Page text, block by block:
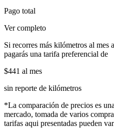
Pago total
Ver completo
Si recorres más kilómetros al mes
pagarás una tarifa preferencial de
$441 al mes
sin reporte de kilómetros
*La comparación de precios es
mercado, tomada de varios
tarifas aqui presentadas pueden